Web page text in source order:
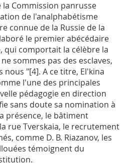
Commission panrusse
de l'analphabétisme
connue de la Russie de la
le premier abécédaire
qui comportait la célèbre la
sommes pas des esclaves,
nous "[4]. A ce titre, El'kina
l'une des principales
pédagogie en direction
sans doute sa nomination à
présence, le bâtiment
rue Tverskaia, le recrutement
comme D. B. Riazanov, les
témoignent du